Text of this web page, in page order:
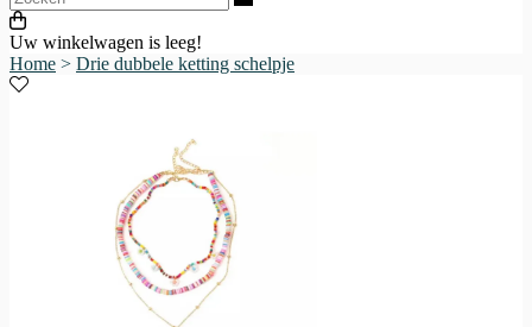
Uw winkelwagen is leeg!
Home > Drie dubbele ketting schelpje